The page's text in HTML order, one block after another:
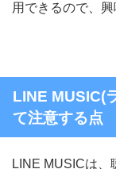
用できるので、
LINE MUSIC(
て注意する点
LINE MUSICは、